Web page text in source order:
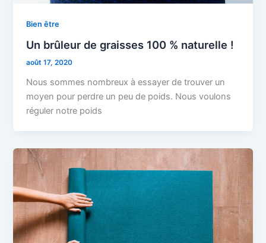
Bien être
Un brûleur de graisses 100 % naturelle !
août 17, 2020
Nous sommes nombreux à essayer de trouver un
moyen pour perdre un peu de poids. Nous voulons
réguler notre poids